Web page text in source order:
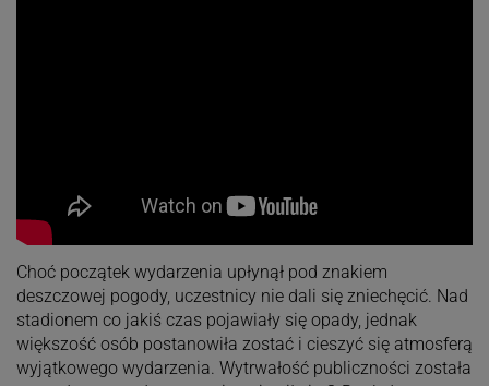
Choć początek wydarzenia upłynął pod znakiem
deszczowej pogody, uczestnicy nie dali się zniechęcić. Nad
stadionem co jakiś czas pojawiały się opady, jednak
większość osób postanowiła zostać i cieszyć się atmosferą
wyjątkowego wydarzenia. Wytrwałość publiczności została